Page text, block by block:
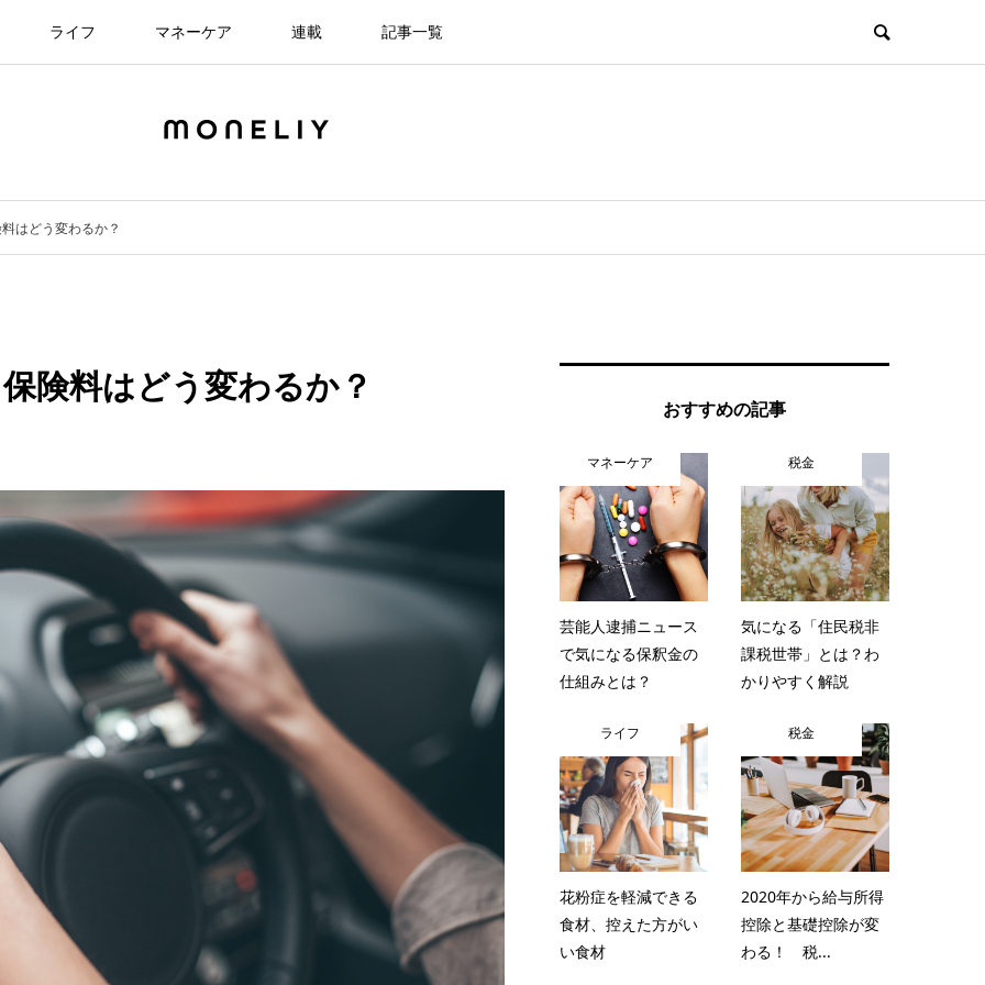
ライフ マネーケア 連載 記事一覧
はどう変わるか？
険料はどう変わるか？
おすすめの記事
マネーケア
芸能人逮捕ニュース
で気になる保釈金の
仕組みとは？
税金
気になる「住民税非
課税世帯」とは？わ
かりやすく解説
ライフ
花粉症を軽減できる
食材、控えた方がい
い食材
税金
2020年から給与所得
控除と基礎控除が変
わる！ 税...